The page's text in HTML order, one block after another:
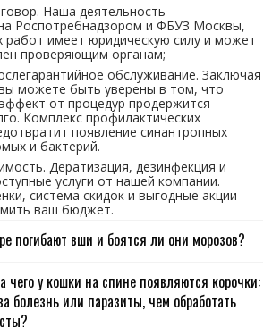
Наша деятельность
Роспотребнадзором и ФБУЗ Москвы,
работ имеет юридическую силу и может
проверяющим органам;
обслуживание. Заключая
можете быть уверены в том, что
от процедур продержится
Комплекс профилактических
появление синантропных
и бактерий.
Дератизация, дезинфекция и
услуги от нашей компании.
система скидок и выгодные акции
ваш бюджет.
погибают вши и боятся ли они морозов?
чего у кошки на спине появляются корочки:
болезнь или паразиты, чем обработать